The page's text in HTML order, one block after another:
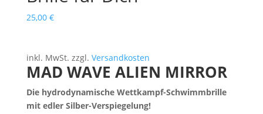
25,00 €
inkl. MwSt. zzgl. Versandkosten
MAD WAVE ALIEN MIRROR
Die hydrodynamische Wettkampf-Schwimmbrille
mit edler Silber-Verspiegelung!